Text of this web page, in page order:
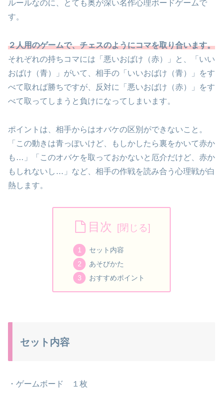
ルールなのに、とても奥が深い名作心理ボードゲームで
す。
２人用のゲームで、チェスのようにコマを取り合います。
それぞれの持ちコマには「悪いおばけ（赤）」と、「いい
おばけ（青）」がいて、相手の「いいおばけ（青）」をす
べて取れば勝ちですが、反対に「悪いおばけ（赤）」をす
べて取ってしまうと負けになってしまいます。
ポイントは、相手からはオバケの区別ができないこと。
「この動きは青っぽいけど、もしかしたら裏をかいて赤か
も…」「このオバケを取っておかないと厄介だけど、赤か
もしれないし…」など、相手の作戦を読み合う心理戦が白
熱します。
目次
セット内容
あそびかた
おすすめポイント
セット内容
・ゲームボード １枚